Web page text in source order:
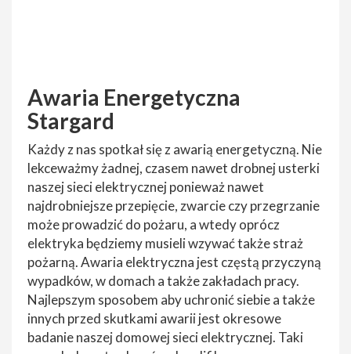
Awaria Energetyczna
Stargard
Każdy z nas spotkał się z awarią energetyczną. Nie
lekceważmy żadnej, czasem nawet drobnej usterki
naszej sieci elektrycznej ponieważ nawet
najdrobniejsze przepięcie, zwarcie czy przegrzanie
może prowadzić do pożaru, a wtedy oprócz
elektryka będziemy musieli wzywać także straż
pożarną. Awaria elektryczna jest częstą przyczyną
wypadków, w domach a także zakładach pracy.
Najlepszym sposobem aby uchronić siebie a także
innych przed skutkami awarii jest okresowe
badanie naszej domowej sieci elektrycznej. Taki